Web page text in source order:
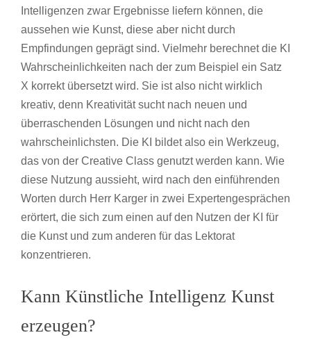
Intelligenzen zwar Ergebnisse liefern können, die
aussehen wie Kunst, diese aber nicht durch
Empfindungen geprägt sind. Vielmehr berechnet die KI
Wahrscheinlichkeiten nach der zum Beispiel ein Satz
X korrekt übersetzt wird. Sie ist also nicht wirklich
kreativ, denn Kreativität sucht nach neuen und
überraschenden Lösungen und nicht nach den
wahrscheinlichsten. Die KI bildet also ein Werkzeug,
das von der Creative Class genutzt werden kann. Wie
diese Nutzung aussieht, wird nach den einführenden
Worten durch Herr Karger in zwei Expertengesprächen
erörtert, die sich zum einen auf den Nutzen der KI für
die Kunst und zum anderen für das Lektorat
konzentrieren.
Kann Künstliche Intelligenz Kunst
erzeugen?